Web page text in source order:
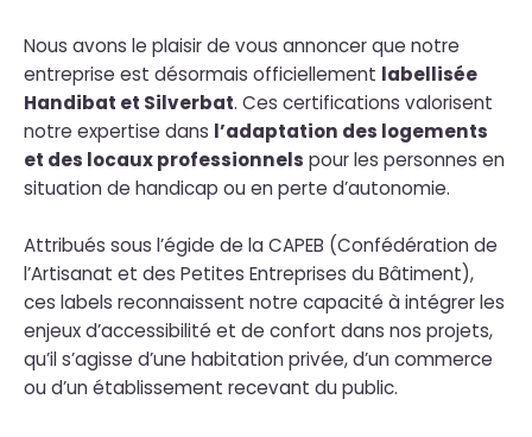
Nous avons le plaisir de vous annoncer que notre
entreprise est désormais officiellement labellisée
Handibat et Silverbat. Ces certifications valorisent
notre expertise dans l’adaptation des logements
et des locaux professionnels pour les personnes en
situation de handicap ou en perte d’autonomie.
Attribués sous l’égide de la CAPEB (Confédération de
l’Artisanat et des Petites Entreprises du Bâtiment),
ces labels reconnaissent notre capacité à intégrer les
enjeux d’accessibilité et de confort dans nos projets,
qu’il s’agisse d’une habitation privée, d’un commerce
ou d’un établissement recevant du public.